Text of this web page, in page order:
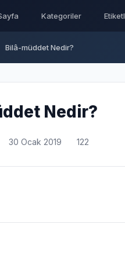
Kategoriler
Bilâ-müddet Nedir?
Nedir?
30 Ocak 2019 122